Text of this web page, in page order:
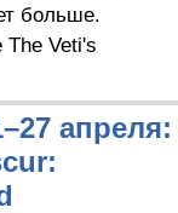
больше.
The Veti's
апреля: